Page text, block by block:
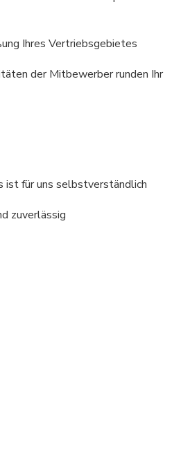
Ihres Vertriebsgebietes
der Mitbewerber runden Ihr
ist für uns selbstverständlich
zuverlässig